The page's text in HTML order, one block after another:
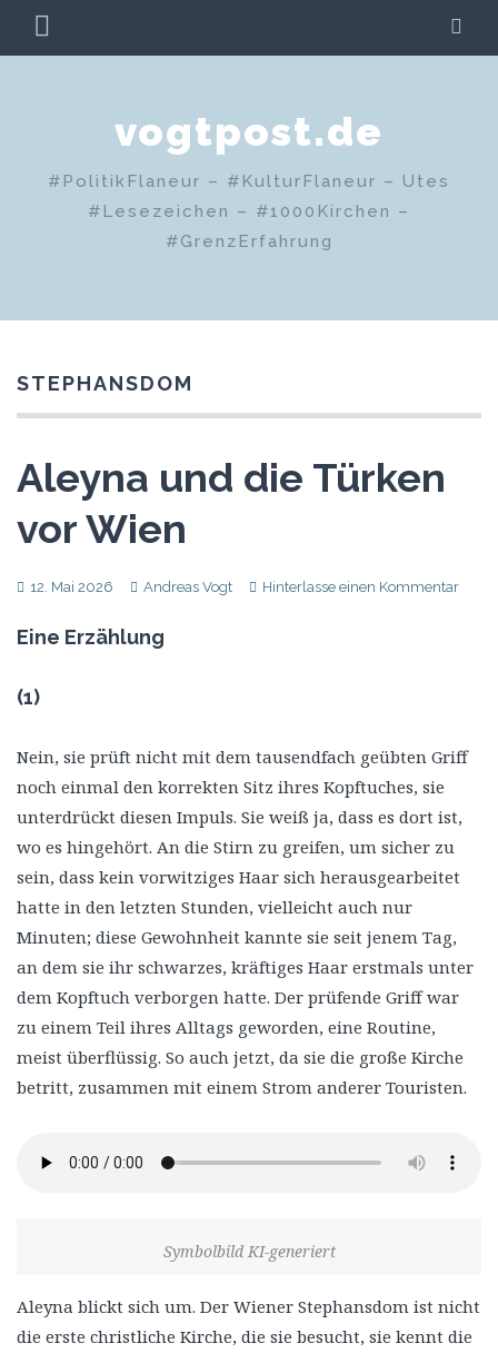
Zum
Inhalt MENÜ
vogtpost.de
#PolitikFlaneur – #KulturFlaneur – Utes
#Lesezeichen – #1000Kirchen –
#GrenzErfahrung
STEPHANSDOM
Aleyna und die Türken
vor Wien
12. Mai 2026 Andreas Vogt Hinterlasse einen Kommentar
Eine Erzählung
(1)
Nein, sie prüft nicht mit dem tausendfach geübten Griff
noch einmal den korrekten Sitz ihres Kopftuches, sie
unterdrückt diesen Impuls. Sie weiß ja, dass es dort ist,
wo es hingehört. An die Stirn zu greifen, um sicher zu
sein, dass kein vorwitziges Haar sich herausgearbeitet
hatte in den letzten Stunden, vielleicht auch nur
Minuten; diese Gewohnheit kannte sie seit jenem Tag,
an dem sie ihr schwarzes, kräftiges Haar erstmals unter
dem Kopftuch verborgen hatte. Der prüfende Griff war
zu einem Teil ihres Alltags geworden, eine Routine,
meist überflüssig. So auch jetzt, da sie die große Kirche
betritt, zusammen mit einem Strom anderer Touristen.
Symbolbild KI-generiert
Aleyna blickt sich um. Der Wiener Stephansdom ist nicht
die erste christliche Kirche, die sie besucht, sie kennt die